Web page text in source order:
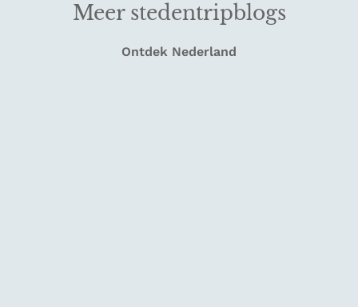
Meer stedentripblogs
Ontdek Nederland